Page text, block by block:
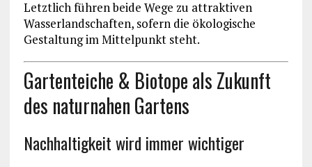
Letztlich führen beide Wege zu attraktiven
Wasserlandschaften, sofern die ökologische
Gestaltung im Mittelpunkt steht.
Gartenteiche & Biotope als Zukunft
des naturnahen Gartens
Nachhaltigkeit wird immer wichtiger